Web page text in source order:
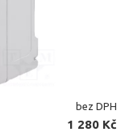
bez DPH
1 280 Kč